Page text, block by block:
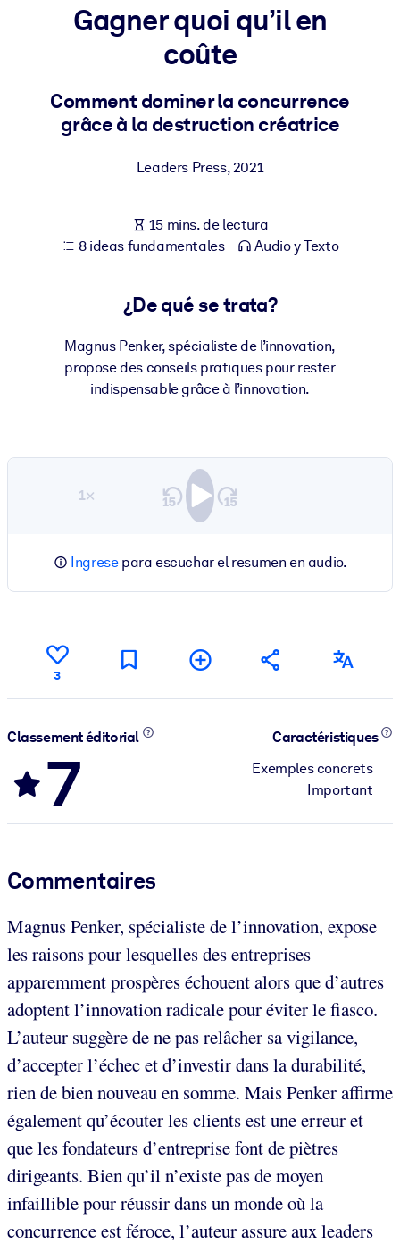
Integre conocimientos verificados y breves en su LMS/LXP para
obtener mejores resultados de aprendizaje.
Enriquezca su biblioteca corporativa con conocimientos
Para sistemas de IA
Alimente sus sistemas de IA con conocimientos fiables y
Gagner quoi qu’il en
coûte
Comment dominer la concurrence
grâce à la destruction créatrice
Leaders Press,2021
15 mins. de lectura
8 ideas fundamentales
Audio y Texto
¿De qué se trata?
Magnus Penker, spécialiste de l’innovation,
propose des conseils pratiques pour rester
indispensable grâce à l’innovation.
1×
Ingresepara escuchar el resumen en audio.
3
Classement éditorial
7
Caractéristiques
Exemples concrets
Important
Commentaires
Magnus Penker, spécialiste de l’innovation, expose
les raisons pour lesquelles des entreprises
apparemment prospères échouent alors que d’autres
adoptent l’innovation radicale pour éviter le fiasco.
L’auteur suggère de ne pas relâcher sa vigilance,
d’accepter l’échec et d’investir dans la durabilité,
rien de bien nouveau en somme. Mais Penker affirme
également qu’écouter les clients est une erreur et
que les fondateurs d’entreprise font de piètres
dirigeants. Bien qu’il n’existe pas de moyen
infaillible pour réussir dans un monde où la
concurrence est féroce, l’auteur assure aux leaders